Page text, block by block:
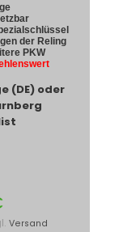
der Reling
PKW
(DE) oder
Versand